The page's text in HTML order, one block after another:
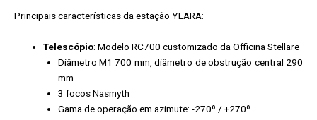
Principais características da estação YLARA:
Telescópio: Modelo RC700 customizado da Officina Stellare
Diâmetro M1 700 mm, diâmetro de obstrução central 290
mm
3 focos Nasmyth
Gama de operação em azimute: -270º / +270º